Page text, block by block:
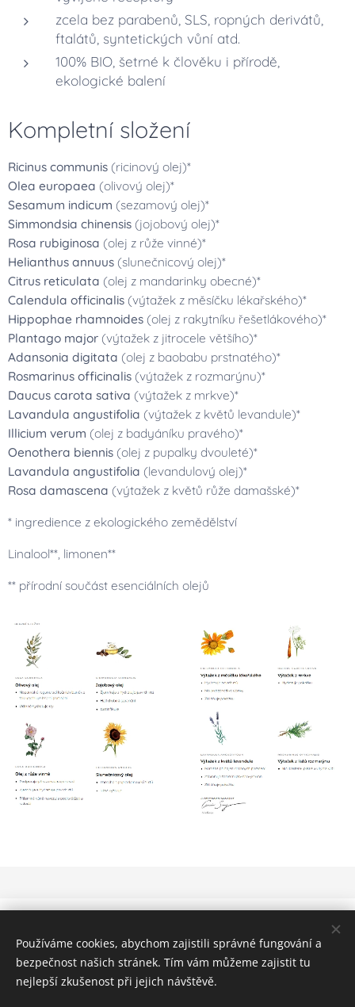
zcela bez parabenů, SLS, ropných derivátů,
ftalátů, syntetických vůní atd.
100% BIO, šetrné k člověku i přírodě,
ekologické balení
Kompletní složení
Ricinus communis (ricinový olej)*
Olea europaea (olivový olej)*
Sesamum indicum (sezamový olej)*
Simmondsia chinensis (jojobový olej)*
Rosa rubiginosa (olej z růže vinné)*
Helianthus annuus (slunečnicový olej)*
Citrus reticulata (olej z mandarinky obecné)*
Calendula officinalis (výtažek z měsíčku lékařského)*
Hippophae rhamnoides (olej z rakytníku řešetlákového)*
Plantago major (výtažek z jitrocele většího)*
Adansonia digitata (olej z baobabu prstnatého)*
Rosmarinus officinalis (výtažek z rozmarýnu)*
Daucus carota sativa (výtažek z mrkve)*
Lavandula angustifolia (výtažek z květů levandule)*
Illicium verum (olej z badyáníku pravého)*
Oenothera biennis (olej z pupalky dvouleté)*
Lavandula angustifolia (levandulový olej)*
Rosa damascena (výtažek z květů růže damašské)*
* ingredience z ekologického zemědělství
Linalool**, limonen**
** přírodní součást esenciálních olejů
Cookies
Používáme cookies, abychom zajistili správné fungování a
bezpečnost našich stránek. Tím vám můžeme zajistit tu
nejlepší zkušenost při jejich návštěvě.